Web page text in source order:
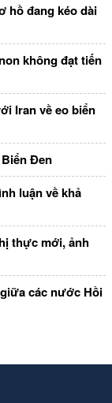
hồ đang kéo dài
không đạt tiến
Iran về eo biển
Đen
luận về khả
thực mới, ảnh
các nước Hồi